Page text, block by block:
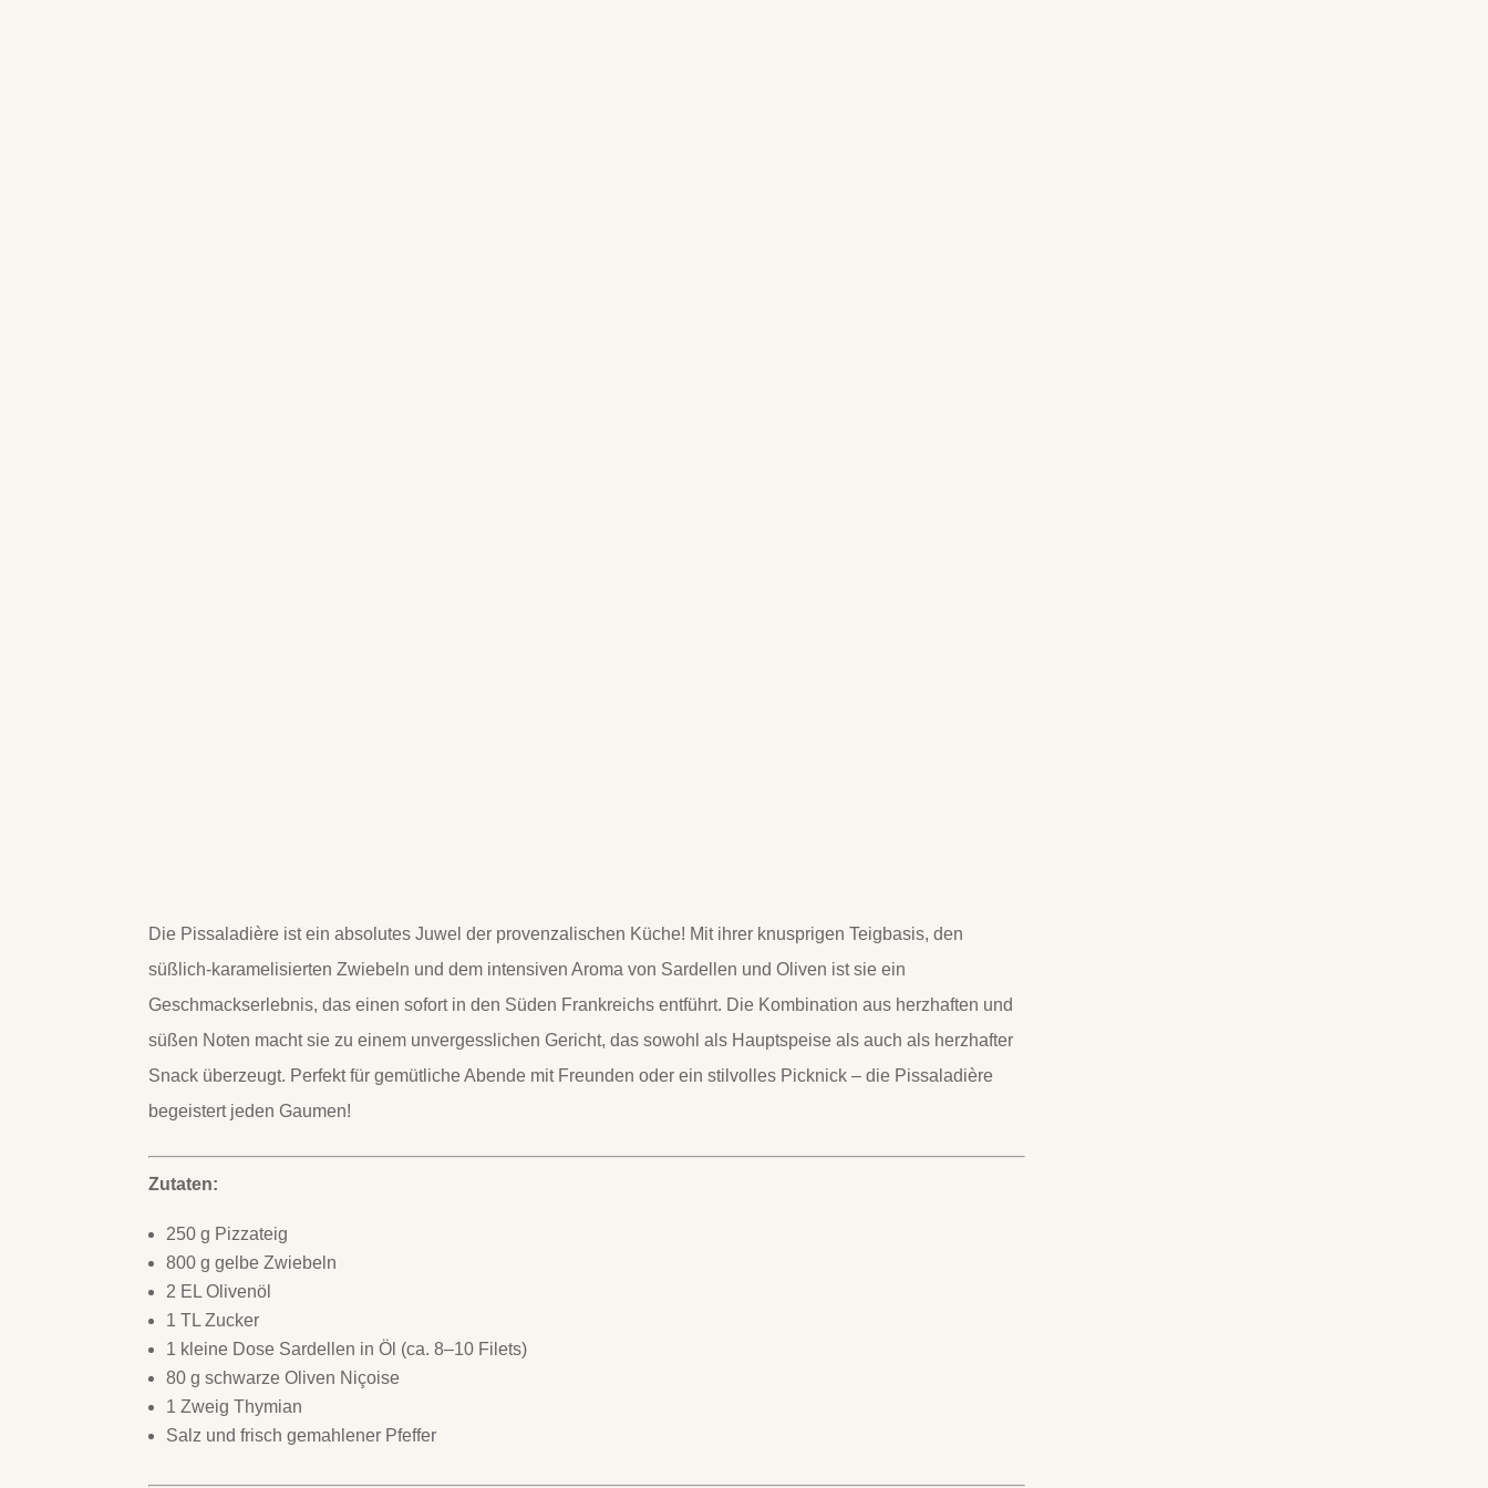
Die Pissaladière ist ein absolutes Juwel der provenzalischen Küche! Mit ihrer knusprigen Teigbasis, den
süßlich-karamelisierten Zwiebeln und dem intensiven Aroma von Sardellen und Oliven ist sie ein
Geschmackserlebnis, das einen sofort in den Süden Frankreichs entführt. Die Kombination aus herzhaften und
süßen Noten macht sie zu einem unvergesslichen Gericht, das sowohl als Hauptspeise als auch als herzhafter
Snack überzeugt. Perfekt für gemütliche Abende mit Freunden oder ein stilvolles Picknick – die Pissaladière
begeistert jeden Gaumen!
Zutaten:
250 g Pizzateig
800 g gelbe Zwiebeln
2 EL Olivenöl
1 TL Zucker
1 kleine Dose Sardellen in Öl (ca. 8–10 Filets)
80 g schwarze Oliven Niçoise
1 Zweig Thymian
Salz und frisch gemahlener Pfeffer